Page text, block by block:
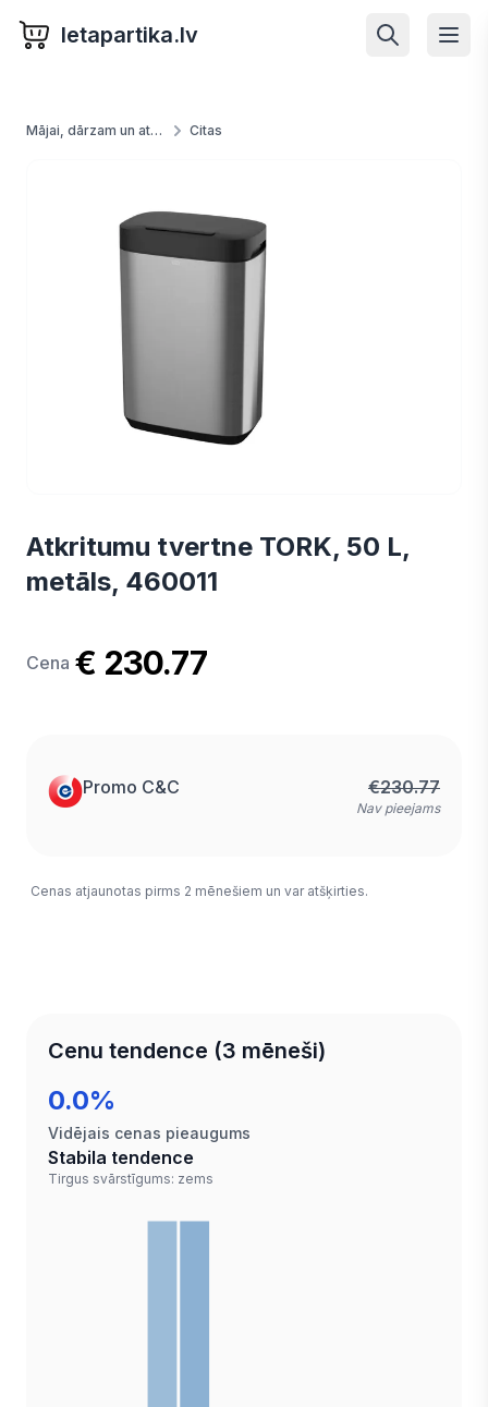
letapartika.lv
Mājai, dārzam un atpūtai Citas
Atkritumu tvertne TORK, 50 L,
metāls, 460011
Cena € 230.77
Promo C&C €230.77
Nav pieejams
Cenas atjaunotas pirms 2 mēnešiem un var atšķirties.
Cenu tendence (3 mēneši)
0.0%
Vidējais cenas pieaugums
Stabila tendence
Tirgus svārstīgums: zems